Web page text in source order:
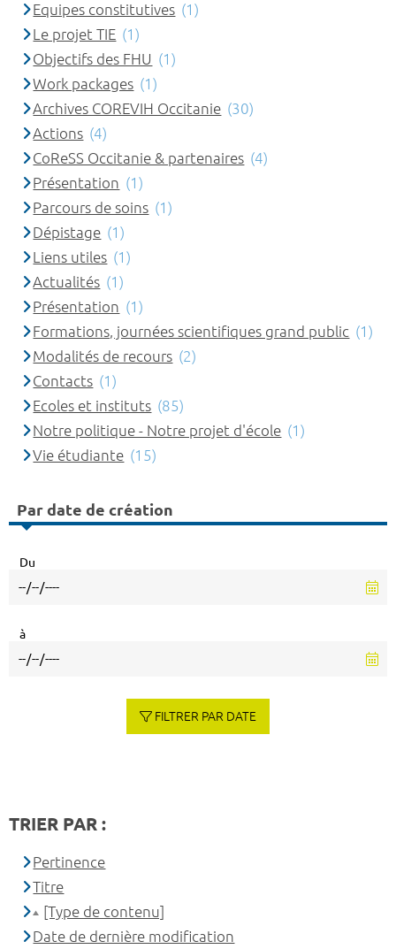
Equipes constitutives (1)
Le projet TIE (1)
Objectifs des FHU (1)
Work packages (1)
Archives COREVIH Occitanie (30)
Actions (4)
CoReSS Occitanie & partenaires (4)
Présentation (1)
Parcours de soins (1)
Dépistage (1)
Liens utiles (1)
Actualités (1)
Présentation (1)
Formations, journées scientifiques grand public (1)
Modalités de recours (2)
Contacts (1)
Ecoles et instituts (85)
Notre politique - Notre projet d'école (1)
Vie étudiante (15)
Par date de création
Du
à
FILTRER PAR DATE
TRIER PAR :
Pertinence
Titre
[Type de contenu]
Date de dernière modification